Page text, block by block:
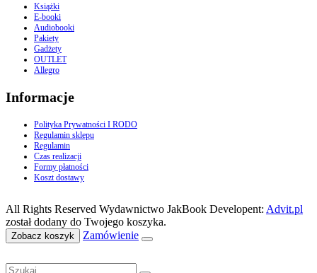
Książki
E-booki
Audiobooki
Pakiety
Gadżety
OUTLET
Allegro
Informacje
Polityka Prywatności I RODO
Regulamin sklepu
Regulamin
Czas realizacji
Formy płatności
Koszt dostawy
All Rights Reserved Wydawnictwo JakBook Developent: Advit.pl
został dodany do Twojego koszyka.
Zobacz koszyk Zamówienie